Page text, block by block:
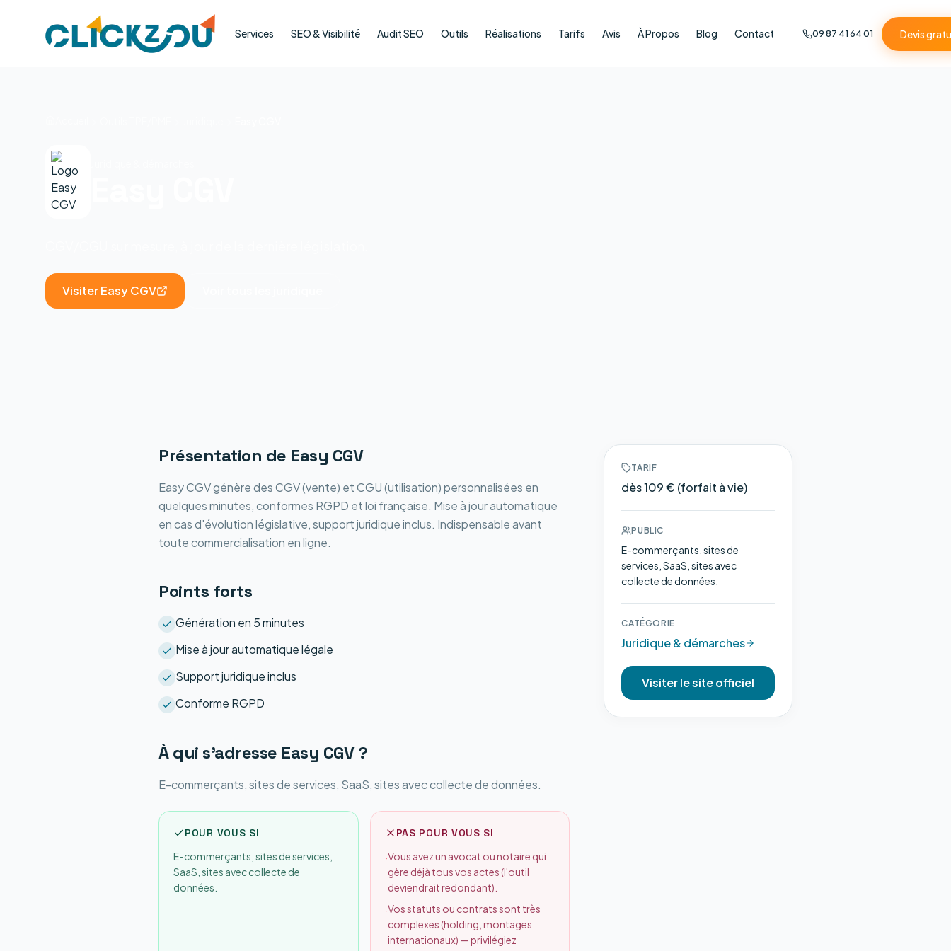
Services SEO & Visibilité Audit SEO Outils Réalisations Tarifs Avis À Propos Blog Contact 09 87 41 64 01 Devis
VisiterEasy CGV
Présentation de Easy CGV
Easy CGV génère des CGV (vente) et CGU (utilisation) personnalisées en
quelques minutes, conformes RGPD et loi française. Mise à jour automatique
en cas d'évolution législative, support juridique inclus. Indispensable avant
toute commercialisation en ligne.
Points forts
Génération en 5 minutes
Mise à jour automatique légale
Support juridique inclus
Conforme RGPD
À qui s'adresse Easy CGV?
E-commerçants, sites de services, SaaS, sites avec collecte de données.
POUR VOUS SI
E-commerçants, sites de services,
SaaS, sites avec collecte de
données.
PAS POUR VOUS SI
·Vous avez un avocat ou notaire qui
gère déjà tous vos actes (l'outil
deviendrait redondant).
·Vos statuts ou contrats sont très
complexes (holding, montages
internationaux) — privilégiez
TARIF
dès 109 € (forfait à vie)
PUBLIC
E-commerçants, sites de
services, SaaS, sites avec
collecte de données.
CATÉGORIE
Juridique & démarches
Visiter le site officiel